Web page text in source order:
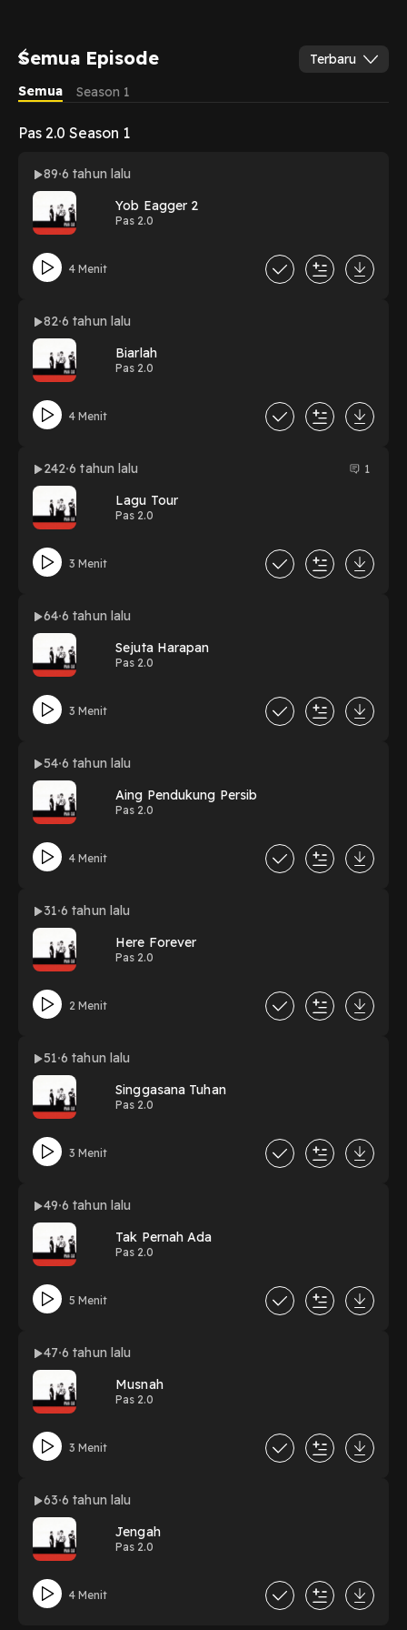
Semua Episode
Terbaru
Semua
Season 1
Pas 2.0 Season 1
89 6 tahun lalu
Yob Eagger 2
Pas 2.0
4 Menit
82 6 tahun lalu
Biarlah
Pas 2.0
4 Menit
242 6 tahun lalu 1
Lagu Tour
Pas 2.0
3 Menit
64 6 tahun lalu
Sejuta Harapan
Pas 2.0
3 Menit
54 6 tahun lalu
Aing Pendukung Persib
Pas 2.0
4 Menit
31 6 tahun lalu
Here Forever
Pas 2.0
2 Menit
51 6 tahun lalu
Singgasana Tuhan
Pas 2.0
3 Menit
49 6 tahun lalu
Tak Pernah Ada
Pas 2.0
5 Menit
47 6 tahun lalu
Musnah
Pas 2.0
3 Menit
63 6 tahun lalu
Jengah
Pas 2.0
4 Menit